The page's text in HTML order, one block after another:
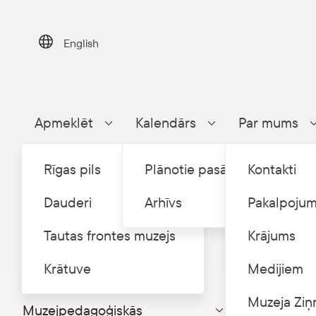
English
Apmeklēt Parādīt apakšizvēlni
Rīgas pils
Dauderi
Tautas frontes muzejs
Krātuve
Kalendārs Parādīt apakšizvēlni
Plānotie pasākumi
Arhīvs
Par mums
Kontakti
Krājums
Medijiem
Muzeja
Skolām
Muzejpedagoģiskās